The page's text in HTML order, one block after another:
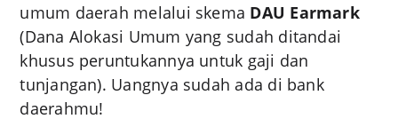
umum daerah melalui skema DAU Earmark
(Dana Alokasi Umum yang sudah ditandai
khusus peruntukannya untuk gaji dan
tunjangan). Uangnya sudah ada di bank
daerahmu!